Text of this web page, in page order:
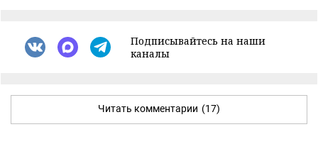
Подписывайтесь на наши
каналы
Читать комментарии (17)